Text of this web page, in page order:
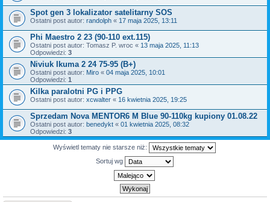
Spot gen 3 lokalizator satelitarny SOS
Ostatni post autor: randolph « 17 maja 2025, 13:11
Phi Maestro 2 23 (90-110 ext.115)
Ostatni post autor: Tomasz P. wroc « 13 maja 2025, 11:13
Odpowiedzi: 3
Niviuk Ikuma 2 24 75-95 (B+)
Ostatni post autor: Miro « 04 maja 2025, 10:01
Odpowiedzi: 1
Kilka paralotni PG i PPG
Ostatni post autor: xcwalter « 16 kwietnia 2025, 19:25
Sprzedam Nova MENTOR6 M Blue 90-110kg kupiony 01.08.22
Ostatni post autor: benedykt « 01 kwietnia 2025, 08:32
Odpowiedzi: 3
Wyświetl tematy nie starsze niż:
Sortuj wg